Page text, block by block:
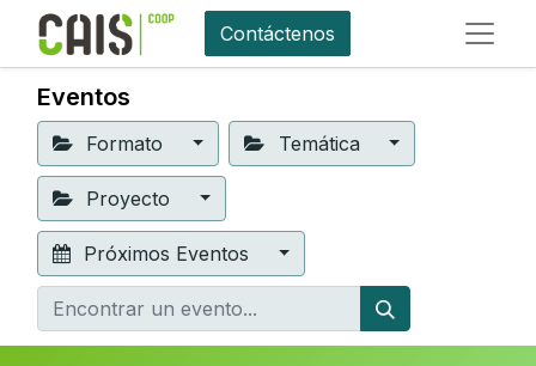
Contáctenos
Eventos
Formato Temática
Proyecto
Próximos Eventos